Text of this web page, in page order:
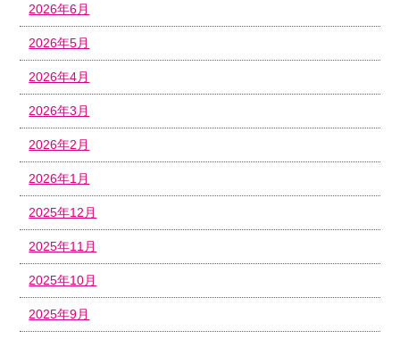
2026年6月
2026年5月
2026年4月
2026年3月
2026年2月
2026年1月
2025年12月
2025年11月
2025年10月
2025年9月